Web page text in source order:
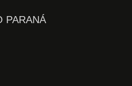
PARANÁ